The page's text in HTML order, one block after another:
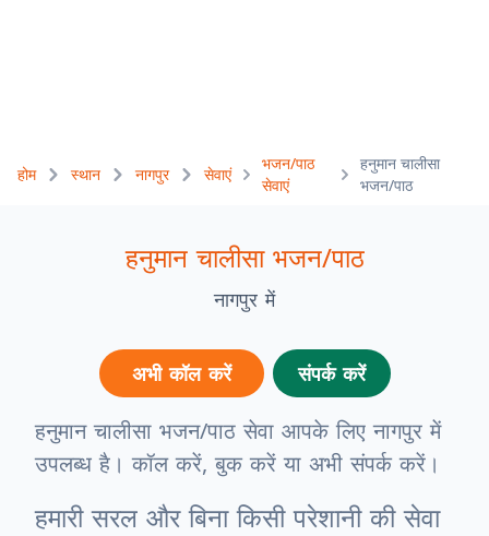
होम स्थान नागपुर सेवाएं
भजन/पाठ
सेवाएं
हनुमान चालीसा
भजन/पाठ
हनुमान चालीसा भजन/पाठ
नागपुर में
अभी कॉल करें संपर्क करें
हनुमान चालीसा भजन/पाठ सेवा आपके लिए नागपुर में
उपलब्ध है। कॉल करें, बुक करें या अभी संपर्क करें।
हमारी सरल और बिना किसी परेशानी की सेवा